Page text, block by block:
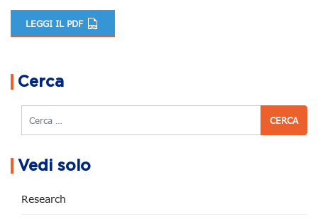
LEGGI IL PDF
Cerca
Cerca
Vedi solo
Research